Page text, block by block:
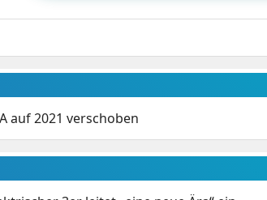
auf 2021 verschoben